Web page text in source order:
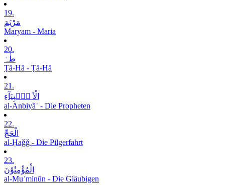
19.
مَرْیَمَ
Maryam - Maria
20.
طٰہٰ
Ṭā-Hā - Ṭā-Hā
21.
الْاَ نۡۢبِیَآءِ
al-Anbiyāʾ - Die Propheten
22.
الْحَجِّ
al-Ḥaǧǧ - Die Pilgerfahrt
23.
الْمُؤْمِنُوْنَ
al-Muʾminūn - Die Gläubigen